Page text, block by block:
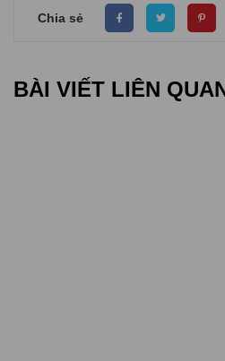
Chia sẻ
BÀI VIẾT LIÊN